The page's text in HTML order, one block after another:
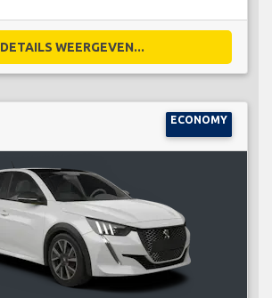
DETAILS WEERGEVEN...
ECONOMY